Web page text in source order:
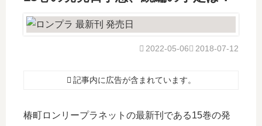
2018-07-12
2022-05-06
記事内に広告が含まれています。
椿町ロンリープラネットの最新刊である15巻の発